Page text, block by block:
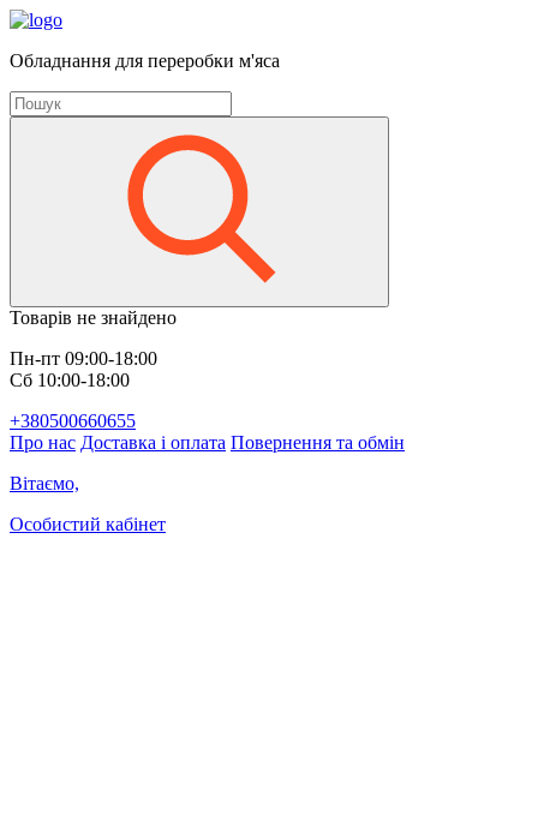
Обладнання для переробки м'яса
Товарів не знайдено
Пн-пт 09:00-18:00
Сб 10:00-18:00
+380500660655
Про нас Доставка і оплата Повернення та обмін
Вітаємо,
Особистий кабінет